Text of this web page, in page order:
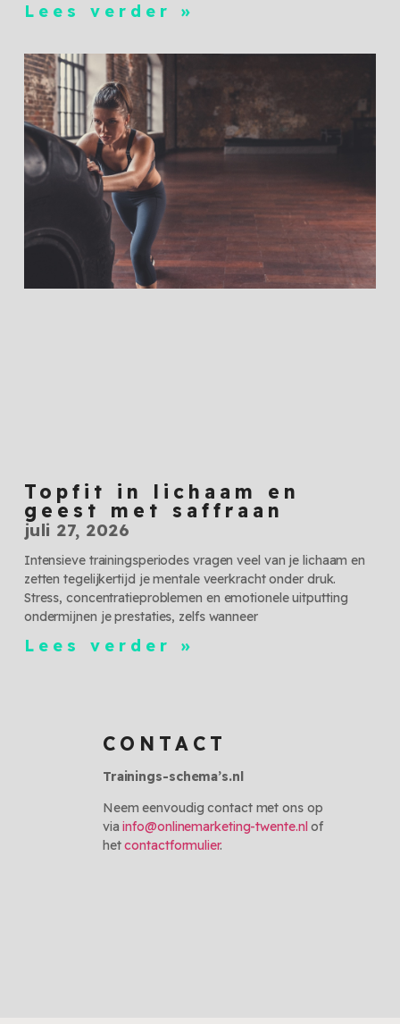
Lees verder »
Topfit in lichaam en
geest met saffraan
juli 27, 2026
Intensieve trainingsperiodes vragen veel van je lichaam en
zetten tegelijkertijd je mentale veerkracht onder druk.
Stress, concentratieproblemen en emotionele uitputting
ondermijnen je prestaties, zelfs wanneer
Lees verder »
CONTACT
Trainings-schema’s.nl
Neem eenvoudig contact met ons op
viainfo@onlinemarketing-twente.nl of
hetcontactformulier.